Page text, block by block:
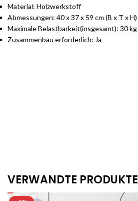
Material: Holzwerkstoff
Abmessungen: 40 x 37 x 59 cm (B x T x H)
Maximale Belastbarkeit(insgesamt): 30 kg
Zusammenbau erforderlich: Ja
VERWANDTE PRODUKTE